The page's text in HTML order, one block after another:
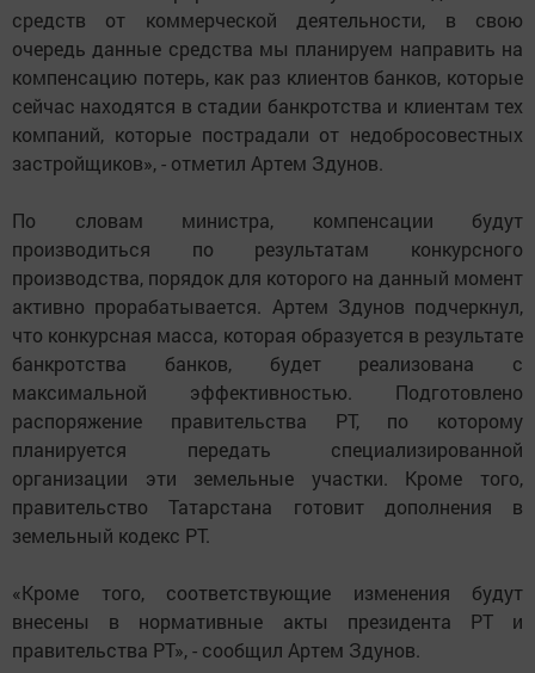
средств от коммерческой деятельности, в свою
очередь данные средства мы планируем направить на
компенсацию потерь, как раз клиентов банков, которые
сейчас находятся в стадии банкротства и клиентам тех
компаний, которые пострадали от недобросовестных
застройщиков», - отметил Артем Здунов.
По словам министра, компенсации будут
производиться по результатам конкурсного
производства, порядок для которого на данный момент
активно прорабатывается. Артем Здунов подчеркнул,
что конкурсная масса, которая образуется в результате
банкротства банков, будет реализована с
максимальной эффективностью. Подготовлено
распоряжение правительства РТ, по которому
планируется передать специализированной
организации эти земельные участки. Кроме того,
правительство Татарстана готовит дополнения в
земельный кодекс РТ.
«Кроме того, соответствующие изменения будут
внесены в нормативные акты президента РТ и
правительства РТ», - сообщил Артем Здунов.